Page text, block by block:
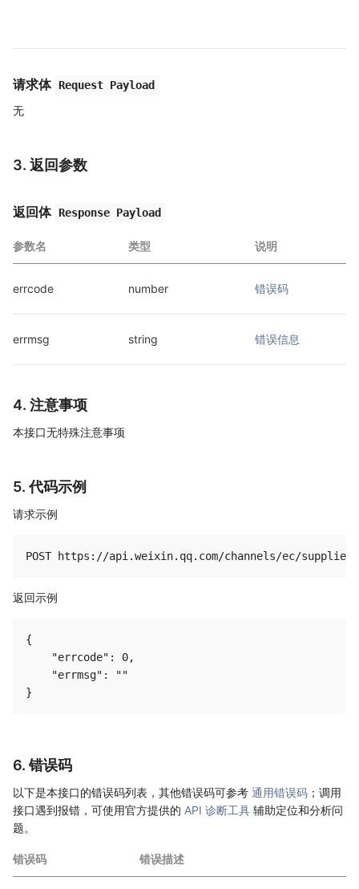
请求体 Request Payload
无
3. 返回参数
返回体 Response Payload
参数名 类型 说明
errcode number 错误码
errmsg string 错误信息
4. 注意事项
本接口无特殊注意事项
5. 代码示例
请求示例
返回示例
{
    "errcode": 0,
    "errmsg": ""
6. 错误码
以下是本接口的错误码列表，其他错误码可参考 通用错误码 ；调用
接口遇到报错，可使用官方提供的 API 诊断工具 辅助定位和分析问
题。
错误码 错误描述